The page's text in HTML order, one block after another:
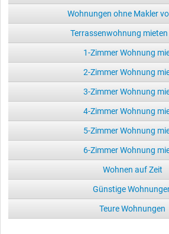
Wohnungen ohne Makler
Terrassenwohnung
1-Zimmer Wohnung
2-Zimmer Wohnung
3-Zimmer Wohnung
4-Zimmer Wohnung
5-Zimmer Wohnung
6-Zimmer Wohnung
Wohnen auf Zeit
Günstige
Teure Wohnungen